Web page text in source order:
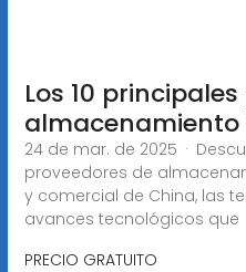
Los 10
almacenamiento
24 de mar. de 2025 ·
proveedores de
y comercial de China, las
avances tecnológicos que
PRECIO GRATUITO